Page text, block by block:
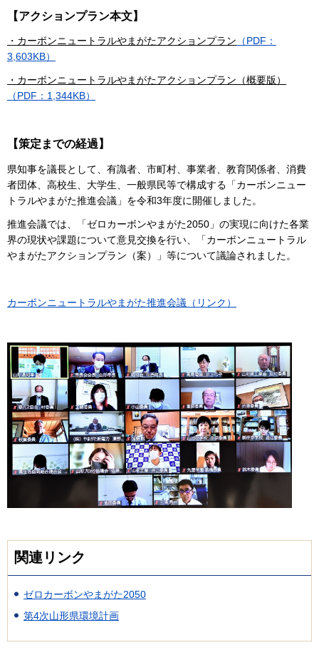
【アクションプラン本文】
・カーボンニュートラルやまがたアクションプラン （PDF：
3,603KB）
・カーボンニュートラルやまがたアクションプラン（概要版）
（PDF：1,344KB）
【策定までの経過】
県知事を議長として、有識者、市町村、事業者、教育関係者、消費
者団体、高校生、大学生、一般県民等で構成する「カーボンニュー
トラルやまがた推進会議」を令和3年度に開催しました。
推進会議では、「ゼロカーボンやまがた2050」の実現に向けた各業
界の現状や課題について意見交換を行い、「カーボンニュートラル
やまがたアクションプラン（案）」等について議論されました。
カーボンニュートラルやまがた推進会議（リンク）
関連リンク
ゼロカーボンやまがた2050
第4次山形県環境計画